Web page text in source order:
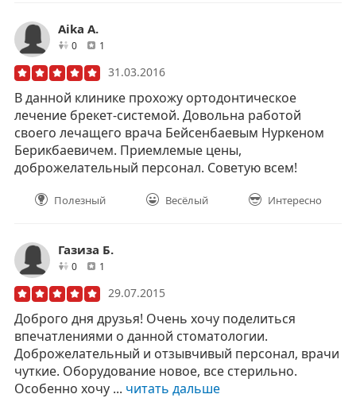
Aika A.
0друзей1
31.03.2016
В данной клинике прохожу ортодонтическое
лечение брекет-системой. Довольна работой
своего лечащего врача Бейсенбаевым Нуркеном
Берикбаевичем. Приемлемые цены,
доброжелательный персонал. Советую всем!
Полезный Весёлый Интересно
Газиза Б.
0друзей1
29.07.2015
Доброго дня друзья! Очень хочу поделиться
впечатлениями о данной стоматологии.
Доброжелательный и отзывчивый персонал, врачи
чуткие. Оборудование новое, все стерильно.
Особенно хочу ... читать дальше